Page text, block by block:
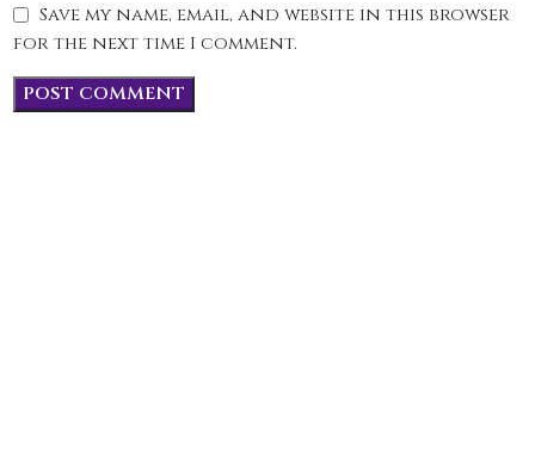
Save my name, email, and website in this browser
for the next time I comment.